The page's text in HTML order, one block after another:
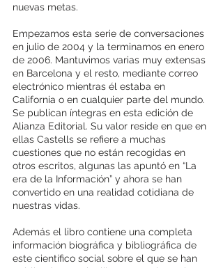
nuevas metas.
Empezamos esta serie de conversaciones
en julio de 2004 y la terminamos en enero
de 2006. Mantuvimos varias muy extensas
en Barcelona y el resto, mediante correo
electrónico mientras él estaba en
California o en cualquier parte del mundo.
Se publican íntegras en esta edición de
Alianza Editorial. Su valor reside en que en
ellas Castells se refiere a muchas
cuestiones que no están recogidas en
otros escritos, algunas las apuntó en “La
era de la Información” y ahora se han
convertido en una realidad cotidiana de
nuestras vidas.
Además el libro contiene una completa
información biográfica y bibliográfica de
este científico social sobre el que se han